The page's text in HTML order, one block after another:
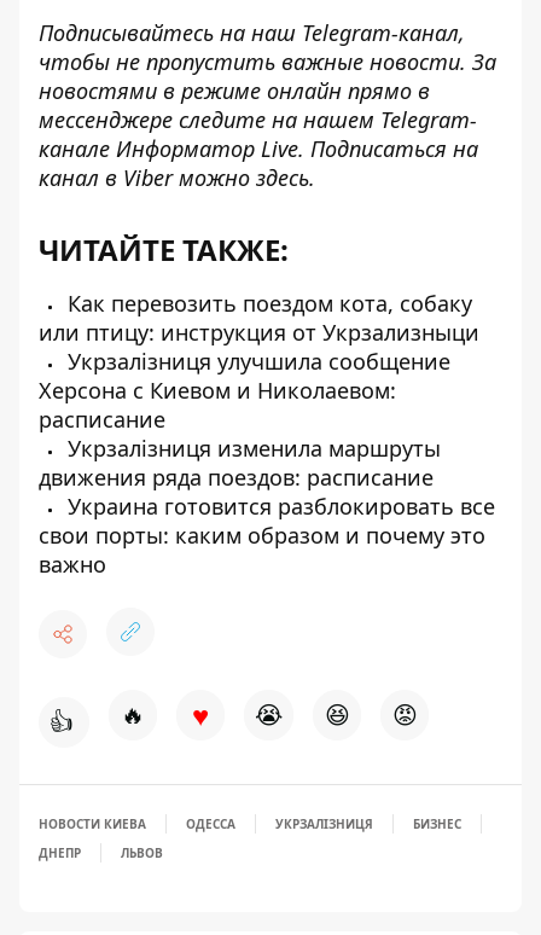
Подписывайтесь на наш Telegram-канал,
чтобы не пропустить важные новости. За
новостями в режиме онлайн прямо в
мессенджере следите на нашем Telegram-
канале Информатор Live. Подписаться на
канал в Viber можно здесь.
ЧИТАЙТЕ ТАКЖЕ:
Как перевозить поездом кота, собаку
или птицу: инструкция от Укрзализныци
Укрзалізниця улучшила сообщение
Херсона с Киевом и Николаевом:
расписание
Укрзалізниця изменила маршруты
движения ряда поездов: расписание
Украина готовится разблокировать все
свои порты: каким образом и почему это
важно
👍 🔥 ♥ 😭 😆 😡
НОВОСТИ КИЕВА ОДЕССА УКРЗАЛІЗНИЦЯ
БИЗНЕС
ДНЕПР
ЛЬВОВ